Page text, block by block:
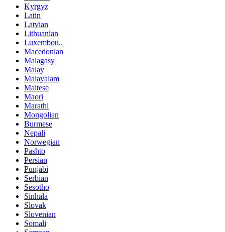
Kyrgyz
Latin
Latvian
Lithuanian
Luxembou..
Macedonian
Malagasy
Malay
Malayalam
Maltese
Maori
Marathi
Mongolian
Burmese
Nepali
Norwegian
Pashto
Persian
Punjabi
Serbian
Sesotho
Sinhala
Slovak
Slovenian
Somali